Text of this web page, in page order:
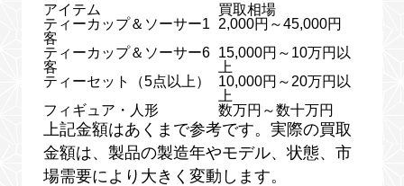
アイテム
買取相場
ティーカップ＆ソーサー1
客
2,000円～45,000円
ティーカップ＆ソーサー6
客
15,000円～10万円以
上
ティーセット（5点以上）
10,000円～20万円以
上
フィギュア・人形
数万円～数十万円
上記金額はあくまで参考です。実際の買取
金額は、製品の製造年やモデル、状態、市
場需要により大きく変動します。